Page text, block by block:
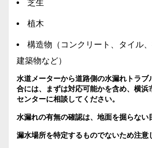
芝生
植木
構造物（コンクリート、タイル、
建築物など）
水道メーターから道路側の水漏れトラブ
合には、まずは対応可能かを含め、横浜
センターに相談してください。
水漏れの有無の確認は、地面を掘らない
漏水場所を特定するものでないため注意